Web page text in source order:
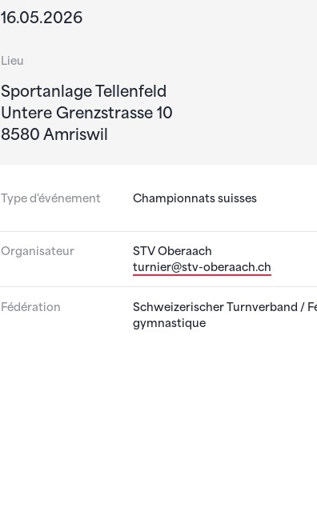
16.05.2026
Lieu
Sportanlage Tellenfeld
Untere Grenzstrasse 10
8580 Amriswil
Type d'événement Championnats suisses
Organisateur
STV Oberaach
turnier@stv-oberaach.ch
Fédération
Schweizerischer Turnverband /
gymnastique